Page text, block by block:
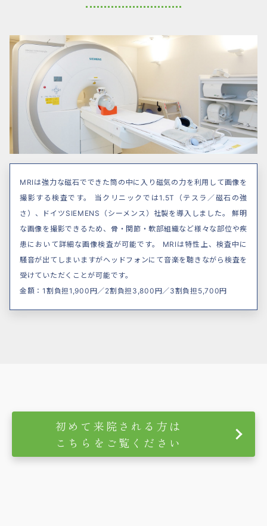
MRIは強力な磁石でできた筒の中に入り磁気の力を利用して画像を
撮影する検査です。 当クリニックでは1.5T（テスラ／磁石の強
さ）、ドイツSIEMENS（シーメンス）社製を導入しました。 鮮明
な画像を撮影できるため、骨・関節・軟部組織など様々な部位や疾
患において詳細な画像検査が可能です。 MRIは特性上、検査中に
騒音が出てしまいますがヘッドフォンにて音楽を聴きながら検査を
受けていただくことが可能です。
金額：1割負担1,900円／2割負担3,800円／3割負担5,700円
初めて来院される方は
こちらをご覧ください